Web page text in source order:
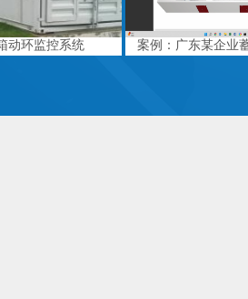
动环监控系统 案例：广东某企业